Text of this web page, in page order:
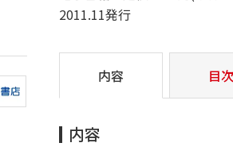
2011.11発行
内容 目次
内容